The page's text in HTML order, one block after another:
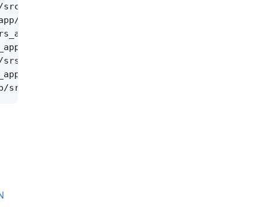
app/srs_app_pithy_print.cpp:139
srs_app_async_call.cpp:70